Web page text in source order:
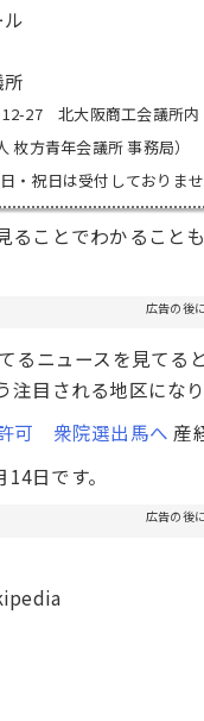
27 北大阪商工会議所内
方青年会議所 事務局）
祝日は受付しておりませ
ることでわかること
広告の後
るニュースを見てる
目される地区になり
可 衆院選出馬へ 産
日です。
広告の後